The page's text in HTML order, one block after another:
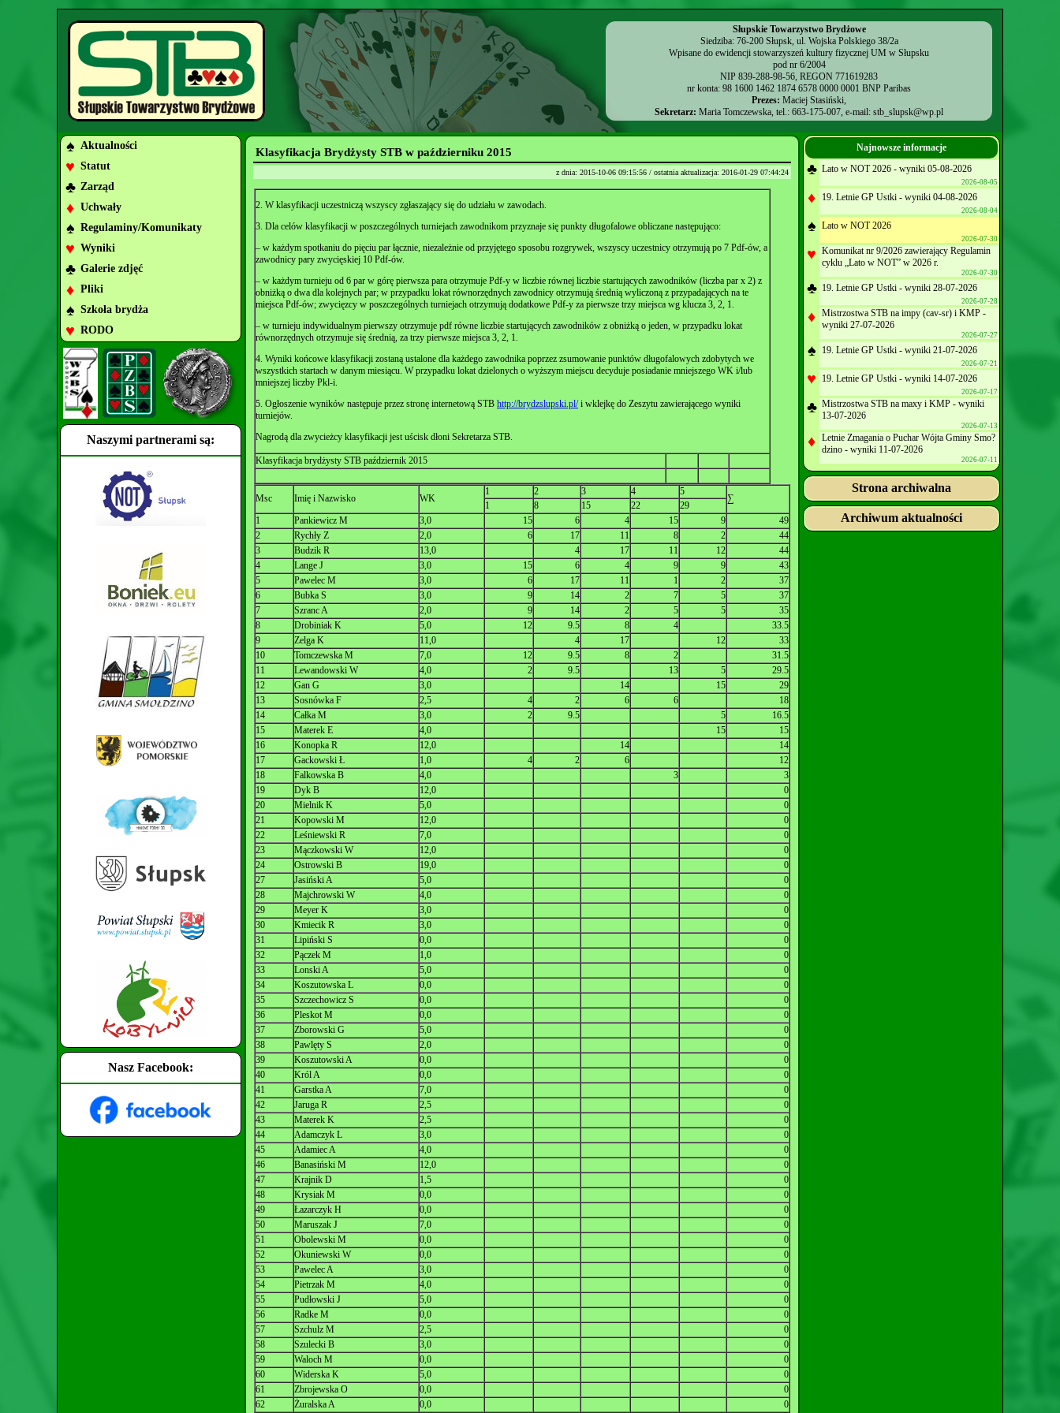
Słupskie Towarzystwo Brydżowe
Siedziba: 76-200 Słupsk, ul. Wojska Polskiego 38/2a
Wpisane do ewidencji stowarzyszeń kultury fizycznej UM w Słupsku
pod nr 6/2004
NIP 839-288-98-56, REGON 771619283
nr konta: 98 1600 1462 1874 6578 0000 0001 BNP Paribas
Prezes: Maciej Stasiński,
Sekretarz: Maria Tomczewska, tel.: 663-175-007, e-mail: stb_slupsk@wp.pl
♠ Aktualności
♥ Statut
♣ Zarząd
♦ Uchwały
♠ Regulaminy/Komunikaty
♥ Wyniki
♣ Galerie zdjęć
♦ Pliki
♠ Szkoła brydża
♥ RODO
Naszymi partnerami są:
Nasz Facebook:
Klasyfikacja Brydżysty STB w październiku 2015
z dnia: 2015-10-06 09:15:56 / ostatnia aktualizacja: 2016-01-29 07:44:24
2. W klasyfikacji uczestniczą wszyscy zgłaszający się do udziału w zawodach.
3. Dla celów klasyfikacji w poszczególnych turniejach zawodnikom przyznaje się punkty długofalowe obliczane następująco:
– w każdym spotkaniu do pięciu par łącznie, niezależnie od przyjętego sposobu rozgrywek, wszyscy uczestnicy otrzymują po 7 Pdf-ów, a
zawodnicy pary zwycięskiej 10 Pdf-ów.
– w każdym turnieju od 6 par w górę pierwsza para otrzymuje Pdf-y w liczbie równej liczbie startujących zawodników (liczba par x 2) z
obniżką o dwa dla kolejnych par; w przypadku lokat równorzędnych zawodnicy otrzymują średnią wyliczoną z przypadających na te
miejsca Pdf-ów; zwycięzcy w poszczególnych turniejach otrzymują dodatkowe Pdf-y za pierwsze trzy miejsca wg klucza 3, 2, 1.
– w turnieju indywidualnym pierwszy otrzymuje pdf równe liczbie startujących zawodników z obniżką o jeden, w przypadku lokat
równorzędnych otrzymuje się średnią, za trzy pierwsze miejsca 3, 2, 1.
4. Wyniki końcowe klasyfikacji zostaną ustalone dla każdego zawodnika poprzez zsumowanie punktów długofalowych zdobytych we
wszystkich startach w danym miesiącu. W przypadku lokat dzielonych o wyższym miejscu decyduje posiadanie mniejszego WK i/lub
mniejszej liczby Pkl-i.
5. Ogłoszenie wyników następuje przez stronę internetową STB http://brydzslupski.pl/i wklejkę do Zeszytu zawierającego wyniki
turniejów.
Nagrodą dla zwycieżcy klasyfikacji jest uścisk dłoni Sekretarza STB.
Klasyfikacja brydżysty STB październik 2015
Msc Imię i Nazwisko WK
1 2 3 4 5
∑
1 8 15 22
29
1
Pankiewicz M 3,0 15 6 4 15 9
49
2
Rychły Z 2,0 6 17 11 8 2
44
3
Budzik R 13,0 4 17 11 12
44
4
Lange J 3,0 15 6 4 9 9
43
5
Pawelec M 3,0 6 17 11 1 2
37
6
Bubka S 3,0 9 14 2 7 5
37
7
Szranc A 2,0 9 14 2 5 5
35
8
Drobiniak K 5,0 12 9.5 8 4
33.5
9
Zelga K 11,0 4 17 12
33
10
Tomczewska M 7,0 12 9.5 8 2
31.5
11
Lewandowski W 4,0 2 9.5 13 5
29.5
12
Gan G 3,0 14 15
29
13
Sosnówka F 2,5 4 2 6 6
18
14
Całka M 3,0 2 9.5 5
16.5
15
Materek E 4,0 15
15
16
Konopka R 12,0 14
14
17
Gackowski Ł 1,0 4 2 6
12
18
Falkowska B 4,0 3
3
19
Dyk B 12,0
0
20
Mielnik K 5,0
0
21
Kopowski M 12,0
0
22
Leśniewski R 7,0
0
23
Mączkowski W 12,0
0
24
Ostrowski B 19,0
0
27
Jasiński A 5,0
0
28
Majchrowski W 4,0
0
29
Meyer K 3,0
0
30
Kmiecik R 3,0
0
31
Lipiński S 0,0
0
32
Pączek M 1,0
0
33
Lonski A 5,0
0
34
Koszutowska L 0,0
0
35
Szczechowicz S 0,0
0
36
Pleskot M 0,0
0
37
Zborowski G 5,0
0
38
Pawlęty S 2,0
0
39
Koszutowski A 0,0
0
40
Król A 0,0
0
41
Garstka A 7,0
0
42
Jaruga R 2,5
0
43
Materek K 2,5
0
44
Adamczyk L 3,0
0
45
Adamiec A 4,0
0
46
Banasiński M 12,0
0
47
Krajnik D 1,5
0
48
Krysiak M 0,0
0
49
Łazarczyk H 0,0
0
50
Maruszak J 7,0
0
51
Obolewski M 0,0
0
52
Okuniewski W 0,0
0
53
Pawelec A 3,0
0
54
Pietrzak M 4,0
0
55
Pudłowski J 5,0
0
56
Radke M 0,0
0
57
Szchulz M 2,5
0
58
Szulecki B 3,0
0
59
Waloch M 0,0
0
60
Widerska K 5,0
0
61
Zbrojewska O 0,0
0
62
Żuralska A 0,0 0
Najnowsze informacje
♣ Lato w NOT 2026 - wyniki 05-08-2026
2026-08-05
♦ 19. Letnie GP Ustki - wyniki 04-08-2026
2026-08-04
♠ Lato w NOT 2026
2026-07-30
♥ Komunikat nr 9/2026 zawierający Regulamin
cyklu „Lato w NOT” w 2026 r.
2026-07-30
♣ 19. Letnie GP Ustki - wyniki 28-07-2026
2026-07-28
♦ Mistrzostwa STB na impy (cav-sr) i KMP -
wyniki 27-07-2026
2026-07-27
♠ 19. Letnie GP Ustki - wyniki 21-07-2026
2026-07-21
♥ 19. Letnie GP Ustki - wyniki 14-07-2026
2026-07-17
♣ Mistrzostwa STB na maxy i KMP - wyniki
13-07-2026
2026-07-13
♦ Letnie Zmagania o Puchar Wójta Gminy Smo?
dzino - wyniki 11-07-2026
2026-07-11
Strona archiwalna
Archiwum aktualności